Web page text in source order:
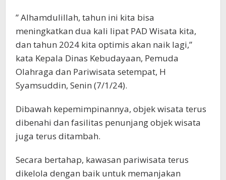
” Alhamdulillah, tahun ini kita bisa
meningkatkan dua kali lipat PAD Wisata kita,
dan tahun 2024 kita optimis akan naik lagi,”
kata Kepala Dinas Kebudayaan, Pemuda
Olahraga dan Pariwisata setempat, H
Syamsuddin, Senin (7/1/24).
Dibawah kepemimpinannya, objek wisata terus
dibenahi dan fasilitas penunjang objek wisata
juga terus ditambah.
Secara bertahap, kawasan pariwisata terus
dikelola dengan baik untuk memanjakan